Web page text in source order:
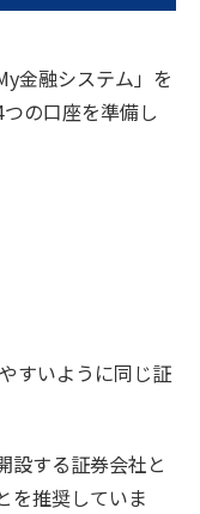
金融システム」を
の口座を準備し
すいように同じ証
設する証券会社と
を推奨していま